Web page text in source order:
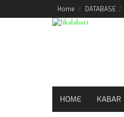
Home DATABASE
HOME KABAR